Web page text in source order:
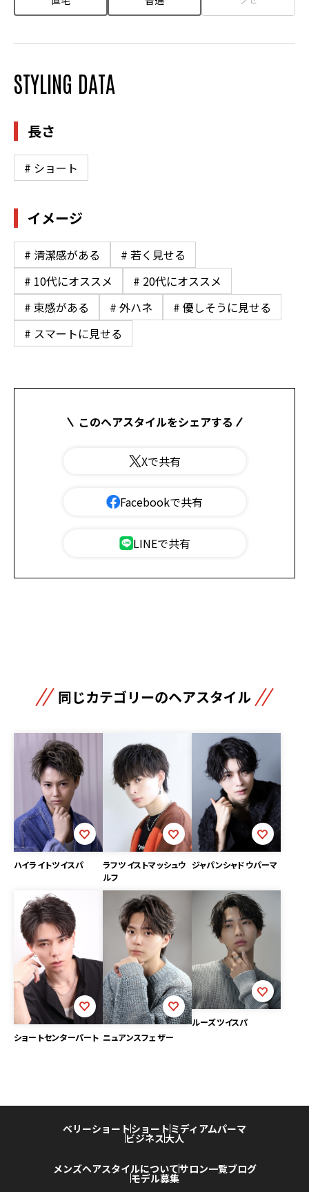
STYLING DATA
長さ
# ショート
イメージ
# 清潔感がある
# 若く見せる
# 10代にオススメ
# 20代にオススメ
# 束感がある
# 外ハネ
# 優しそうに見せる
# スマートに見せる
このヘアスタイルをシェアする
Xで共有
Facebookで共有
LINEで共有
同じカテゴリーのヘアスタイル
ハイライトツイスパ
ラフツイストマッシュウ
ルフ
ジャパンシャドウパーマ
ショートセンターパート ニュアンスフェザー
ルーズツイスパ
ベリーショートショート ミディアムパーマ
ビジネス大人
メンズヘアスタイルについてサロン一覧ブログ
モデル募集